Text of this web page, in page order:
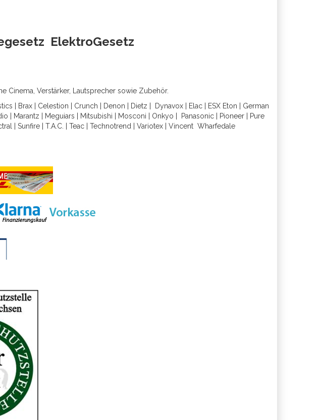
ElektroGesetz
Cinema, Verstärker, Lautsprecher sowie Zubehör.
Brax Celestion Crunch Denon Dietz Dynavox Elac ESX Eton
German
Marantz Meguiars Mitsubishi Mosconi Onkyo Panasonic| Pioneer|
Pure
Sunfire T.A.C. Teac Technotrend Variotex Vincent Wharfedal e